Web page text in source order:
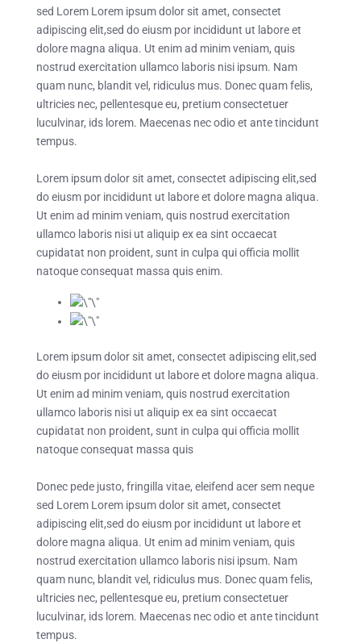
sed Lorem Lorem ipsum dolor sit amet, consectet
adipiscing elit,sed do eiusm por incididunt ut labore et
dolore magna aliqua. Ut enim ad minim veniam, quis
nostrud exercitation ullamco laboris nisi ipsum. Nam
quam nunc, blandit vel, ridiculus mus. Donec quam felis,
ultricies nec, pellentesque eu, pretium consectetuer
luculvinar, ids lorem. Maecenas nec odio et ante tincidunt
tempus.
Lorem ipsum dolor sit amet, consectet adipiscing elit,sed
do eiusm por incididunt ut labore et dolore magna aliqua.
Ut enim ad minim veniam, quis nostrud exercitation
ullamco laboris nisi ut aliquip ex ea sint occaecat
cupidatat non proident, sunt in culpa qui officia mollit
natoque consequat massa quis enim.
Lorem ipsum dolor sit amet, consectet adipiscing elit,sed
do eiusm por incididunt ut labore et dolore magna aliqua.
Ut enim ad minim veniam, quis nostrud exercitation
ullamco laboris nisi ut aliquip ex ea sint occaecat
cupidatat non proident, sunt in culpa qui officia mollit
natoque consequat massa quis
Donec pede justo, fringilla vitae, eleifend acer sem neque
sed Lorem Lorem ipsum dolor sit amet, consectet
adipiscing elit,sed do eiusm por incididunt ut labore et
dolore magna aliqua. Ut enim ad minim veniam, quis
nostrud exercitation ullamco laboris nisi ipsum. Nam
quam nunc, blandit vel, ridiculus mus. Donec quam felis,
ultricies nec, pellentesque eu, pretium consectetuer
luculvinar, ids lorem. Maecenas nec odio et ante tincidunt
tempus.